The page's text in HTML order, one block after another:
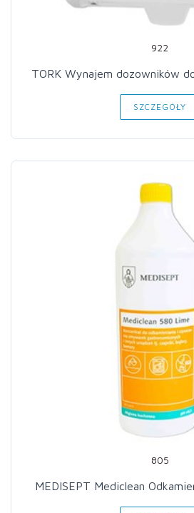
922
TORK Wynajem dozowników
SZCZEGÓŁY
805
MEDISEPT Mediclean